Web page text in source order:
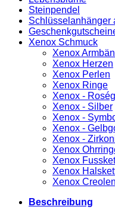
Steinpendel
Schlüsselanhänger
Xenox Schmuck
Xenox
Xenox Herzen
Xenox Perlen
Xenox Ringe
Xenox -
Xenox - Silber
Xenox -
Xenox -
Xenox -
Xenox
Xenox
Xenox
Xenox Creolen
Beschreibung